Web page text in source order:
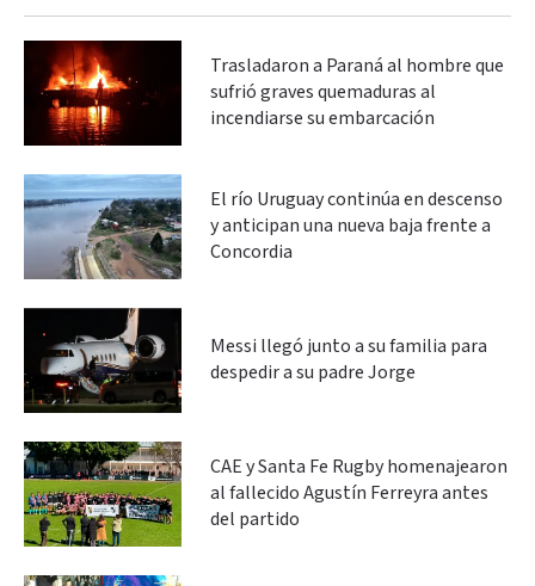
Trasladaron a Paraná al hombre que
sufrió graves quemaduras al
incendiarse su embarcación
El río Uruguay continúa en descenso
y anticipan una nueva baja frente a
Concordia
Messi llegó junto a su familia para
despedir a su padre Jorge
CAE y Santa Fe Rugby homenajearon
al fallecido Agustín Ferreyra antes
del partido